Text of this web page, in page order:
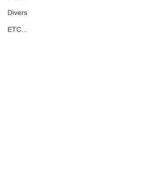
Divers
ETC...